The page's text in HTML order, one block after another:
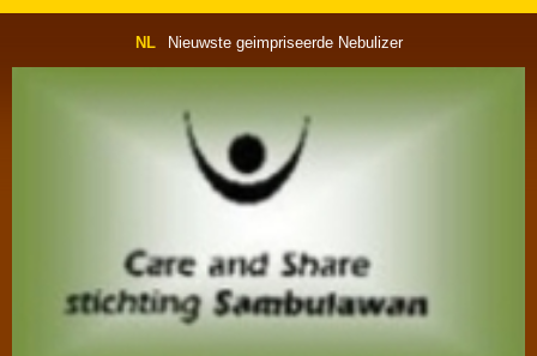
NL Nieuwste geimpriseerde Nebulizer